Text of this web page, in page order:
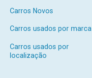
Carros Novos
Carros usados por marca
Carros usados por
localização